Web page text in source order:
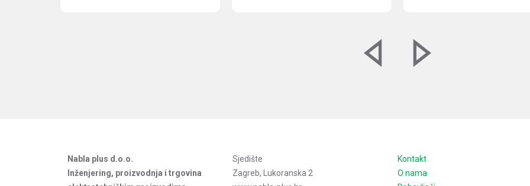
Nabla plus d.o.o.
Inženjering, proizvodnja i trgovina
Sjedište
Zagreb, Lukoranska 2
Kontakt
O nama